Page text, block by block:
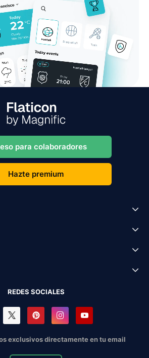
para colaboradores
Hazte premium
REDES SOCIALES
exclusivos directamente en tu email